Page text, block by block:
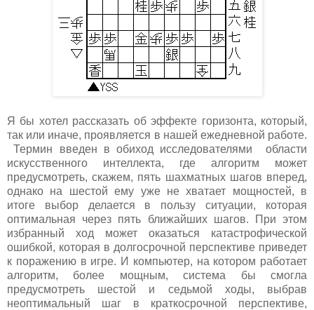
Я бы хотел рассказать об эффекте горизонта, который,
так или иначе, проявляется в нашей ежедневной работе.
Термин введен в обиход исследователями области
искусственного интеллекта, где алгоритм может
предусмотреть, скажем, пять шахматных шагов вперед,
однако на шестой ему уже не хватает мощностей, в
итоге выбор делается в пользу ситуации, которая
оптимальная через пять ближайших шагов. При этом
избранный ход может оказаться катастрофической
ошибкой, которая в долгосрочной перспективе приведет
к поражению в игре. И компьютер, на котором работает
алгоритм, более мощным, система бы смогла
предусмотреть шестой и седьмой ходы, выбрав
неоптимальный шаг в краткосрочной перспективе,